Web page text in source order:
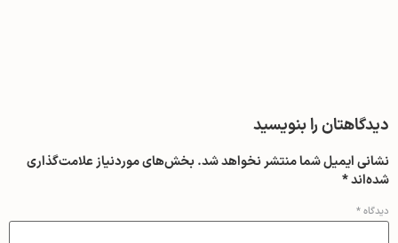
دیدگاهتان را بنویسید
نشانی ایمیل شما منتشر نخواهد شد.بخش‌های موردنیاز علامت‌گذاری
شده‌اند*
دیدگاه*